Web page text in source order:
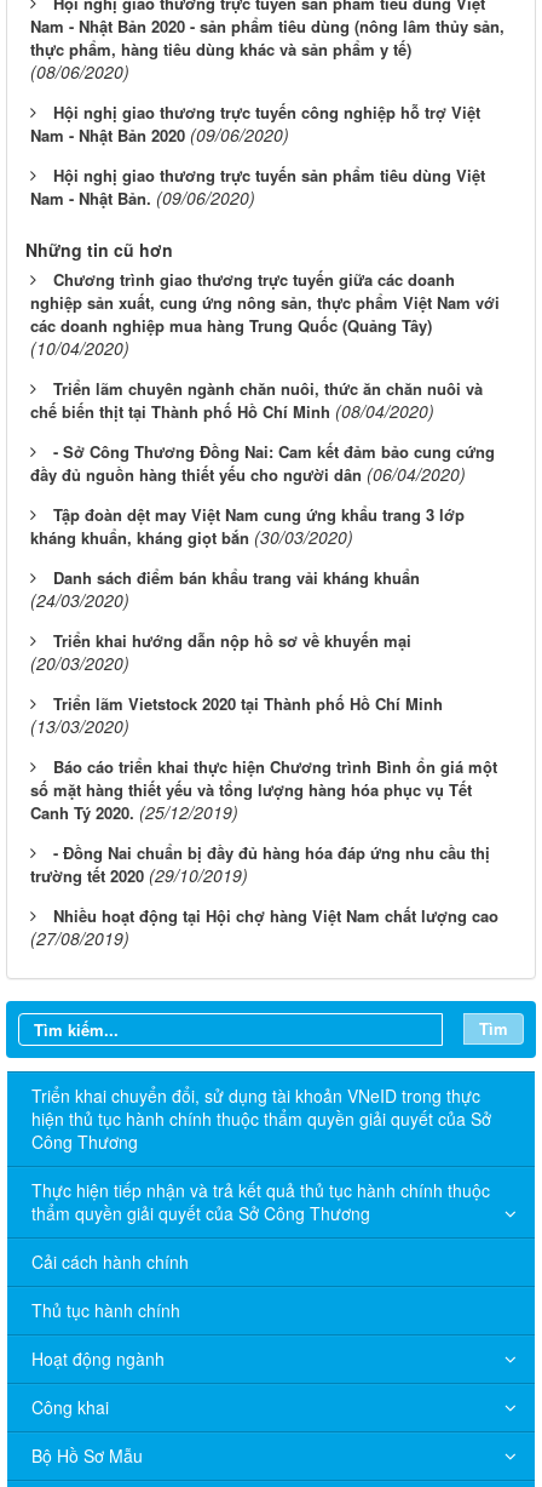
Nam - Nhật Bản 2020 - sản phẩm tiêu dùng (nông lâm thủy sản,
thực phẩm, hàng tiêu dùng khác và sản phẩm y tế)
(08/06/2020)
Hội nghị giao thương trực tuyến công nghiệp hỗ trợ Việt
Nam - Nhật Bản 2020 (09/06/2020)
Hội nghị giao thương trực tuyến sản phẩm tiêu dùng Việt
Nam - Nhật Bản. (09/06/2020)
Những tin cũ hơn
Chương trình giao thương trực tuyến giữa các doanh
nghiệp sản xuất, cung ứng nông sản, thực phẩm Việt Nam với
các doanh nghiệp mua hàng Trung Quốc (Quảng Tây)
(10/04/2020)
Triển lãm chuyên ngành chăn nuôi, thức ăn chăn nuôi và
chế biến thịt tại Thành phố Hồ Chí Minh (08/04/2020)
- Sở Công Thương Đồng Nai: Cam kết đảm bảo cung cứng
đầy đủ nguồn hàng thiết yếu cho người dân (06/04/2020)
Tập đoàn dệt may Việt Nam cung ứng khẩu trang 3 lớp
kháng khuẩn, kháng giọt bắn (30/03/2020)
Danh sách điểm bán khẩu trang vải kháng khuẩn
(24/03/2020)
Triển khai hướng dẫn nộp hồ sơ về khuyến mại
(20/03/2020)
Triển lãm Vietstock 2020 tại Thành phố Hồ Chí Minh
(13/03/2020)
Báo cáo triển khai thực hiện Chương trình Bình ổn giá một
số mặt hàng thiết yếu và tổng lượng hàng hóa phục vụ Tết
Canh Tý 2020. (25/12/2019)
- Đồng Nai chuẩn bị đầy đủ hàng hóa đáp ứng nhu cầu thị
trường tết 2020 (29/10/2019)
Nhiều hoạt động tại Hội chợ hàng Việt Nam chất lượng cao
(27/08/2019)
Tìm
Triển khai chuyển đổi, sử dụng tài khoản VNeID trong thực
hiện thủ tục hành chính thuộc thẩm quyền giải quyết của Sở
Công Thương
Thực hiện tiếp nhận và trả kết quả thủ tục hành chính thuộc
thẩm quyền giải quyết của Sở Công Thương
Cải cách hành chính
Thủ tục hành chính
Hoạt động ngành
Công khai
Bộ Hồ Sơ Mẫu